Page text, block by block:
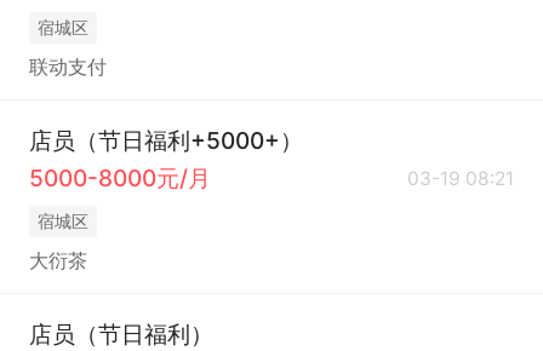
宿城区
联动支付
店员（节日福利+5000+）
5000-8000元/月
03-19 08:21
宿城区
大衍茶
店员（节日福利）